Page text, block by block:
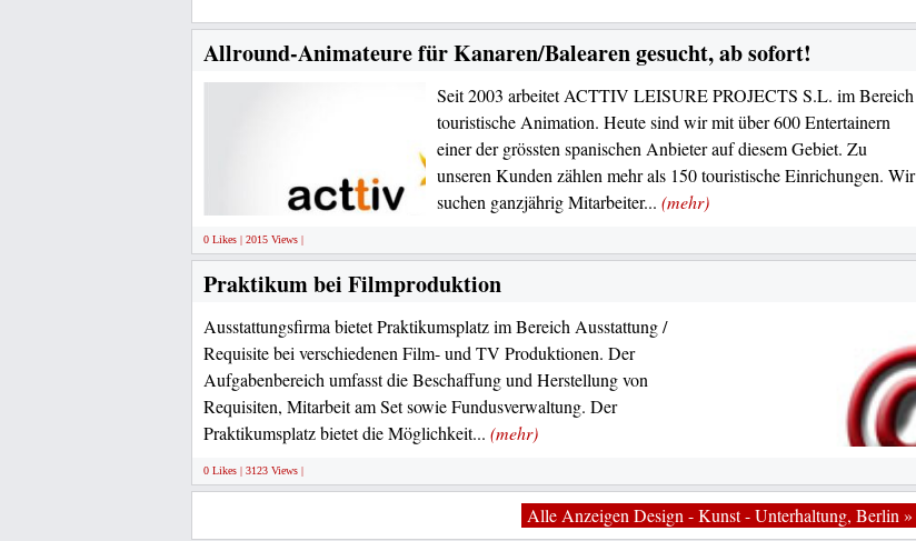
Allround-Animateure für Kanaren/Balearen gesucht, ab sofort!
Seit 2003 arbeitet ACTTIV LEISURE PROJECTS S.L. im Bereich
touristische Animation. Heute sind wir mit über 600 Entertainern
einer der grössten spanischen Anbieter auf diesem Gebiet. Zu
unseren Kunden zählen mehr als 150 touristische Einrichungen. Wir
suchen ganzjährig Mitarbeiter... (mehr)
0 Likes | 2015 Views |
Praktikum bei Filmproduktion
Ausstattungsfirma bietet Praktikumsplatz im Bereich Ausstattung /
Requisite bei verschiedenen Film- und TV Produktionen. Der
Aufgabenbereich umfasst die Beschaffung und Herstellung von
Requisiten, Mitarbeit am Set sowie Fundusverwaltung. Der
Praktikumsplatz bietet die Möglichkeit... (mehr)
0 Likes | 3123 Views |
Alle Anzeigen Design - Kunst - Unterhaltung, Berlin »